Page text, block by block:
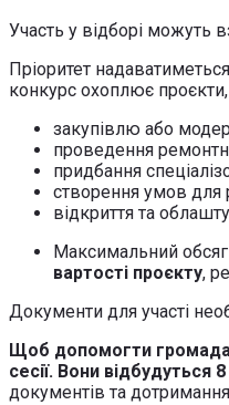
Участь у відборі можуть
Пріоритет
конкурс охоплює
закупівлю або
проведення
придбання
створення умов для
відкриття та
Максимальний
вартості проєкту,
Документи для участі
Щоб допомогти громадам
сесії. Вони відбудуться
документів та